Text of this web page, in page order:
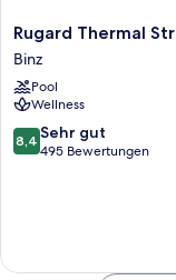
Rugard
Thermal
Strandhotel
Binz
Rugard Thermal
Binz
Pool
Wellness
8.4
von
8,4 Sehr gut
495 Bewertungen